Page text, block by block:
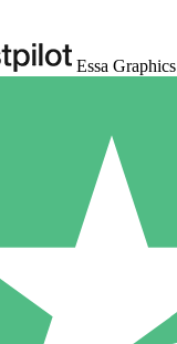
Essa Graphics